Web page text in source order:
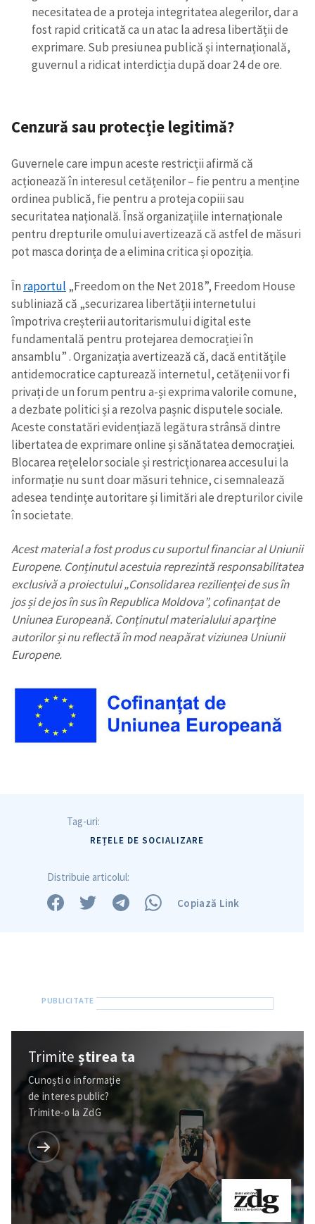
necesitatea de a proteja integritatea alegerilor, dar a
fost rapid criticată ca un atac la adresa libertății de
exprimare. Sub presiunea publică și internațională,
guvernul a ridicat interdicția după doar 24 de ore.
Cenzură sau protecție legitimă?
Guvernele care impun aceste restricții afirmă că
acționează în interesul cetățenilor – fie pentru a menține
ordinea publică, fie pentru a proteja copiii sau
securitatea națională. Însă organizațiile internaționale
pentru drepturile omului avertizează că astfel de măsuri
pot masca dorința de a elimina critica și opoziția.
În raportul „Freedom on the Net 2018”, Freedom House
subliniază că „securizarea libertății internetului
împotriva creșterii autoritarismului digital este
fundamentală pentru protejarea democrației în
ansamblu” . Organizația avertizează că, dacă entitățile
antidemocratice capturează internetul, cetățenii vor fi
privați de un forum pentru a-și exprima valorile comune,
a dezbate politici și a rezolva pașnic disputele sociale.
Aceste constatări evidențiază legătura strânsă dintre
libertatea de exprimare online și sănătatea democrației.
Blocarea rețelelor sociale și restricționarea accesului la
informație nu sunt doar măsuri tehnice, ci semnalează
adesea tendințe autoritare și limitări ale drepturilor civile
în societate.
Acest material a fost produs cu suportul financiar al Uniunii
Europene. Conținutul acestuia reprezintă responsabilitatea
exclusivă a proiectului „Consolidarea rezilienței de sus în
jos și de jos în sus în Republica Moldova”, cofinanțat de
Uniunea Europeană. Conținutul materialului aparține
autorilor și nu reflectă în mod neapărat viziunea Uniunii
Europene.
Tag-uri:
REȚELE DE SOCIALIZARE
Distribuie articolul:
Copiază Link
Trimiteștirea ta
Cunoști o informație
de interes public?
Trimite-o la ZdG
Sursă anonimă
Nume+ Numele meu
Telefon
+ Telefon personal
Am citit și sunt de
acord cupolitica de
TRIMITE ȘTIREA